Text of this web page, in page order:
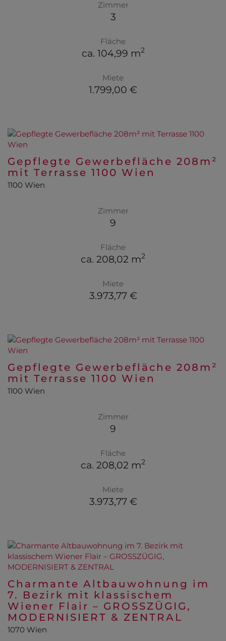
Zimmer
3
Fläche
ca. 104,99 m2
Miete
1.799,00 €
Gepflegte Gewerbefläche 208m²
mit Terrasse 1100 Wien
1100 Wien
Zimmer
9
Fläche
ca. 208,02 m2
Miete
3.973,77 €
Gepflegte Gewerbefläche 208m²
mit Terrasse 1100 Wien
1100 Wien
Zimmer
9
Fläche
ca. 208,02 m2
Miete
3.973,77 €
Charmante Altbauwohnung im
7. Bezirk mit klassischem
Wiener Flair – GROSSZÜGIG,
MODERNISIERT & ZENTRAL
1070 Wien